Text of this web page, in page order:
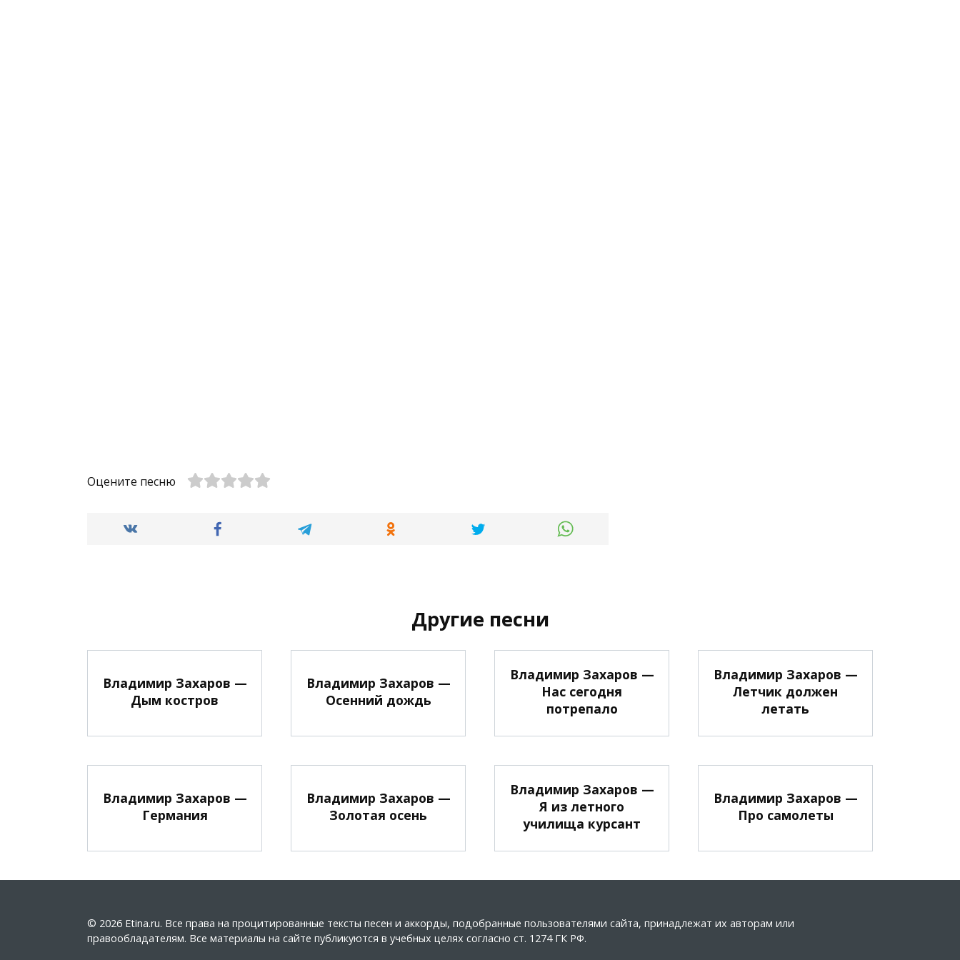
Оцените песню
Другие песни
Владимир Захаров —
Дым костров
Владимир Захаров —
Осенний дождь
Владимир Захаров —
Нас сегодня
потрепало
Владимир Захаров —
Летчик должен
летать
Владимир Захаров —
Германия
Владимир Захаров —
Золотая осень
Владимир Захаров —
Я из летного
училища курсант
Владимир Захаров —
Про самолеты
© 2026 Etina.ru. Все права на процитированные тексты песен и аккорды, подобранные пользователями сайта, принадлежат их авторам или
правообладателям. Все материалы на сайте публикуются в учебных целях согласно ст. 1274 ГК РФ.